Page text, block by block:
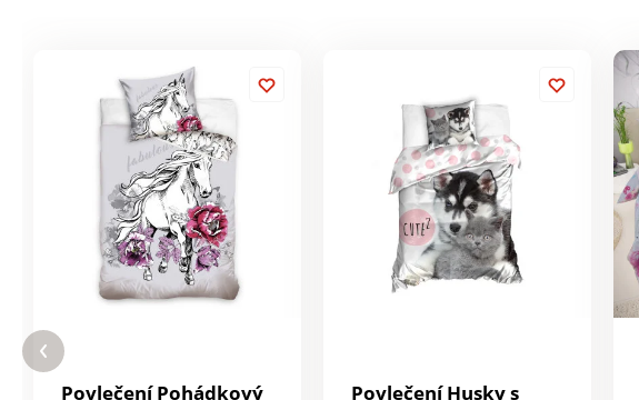
Povlečení Pohádkový
Povlečení Husky s